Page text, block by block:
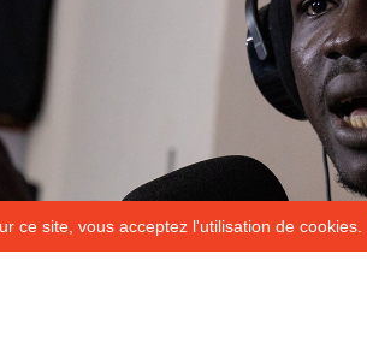
ce site, vous acceptez l'utilisation de cookies.
NOUS SOUTIENNENT